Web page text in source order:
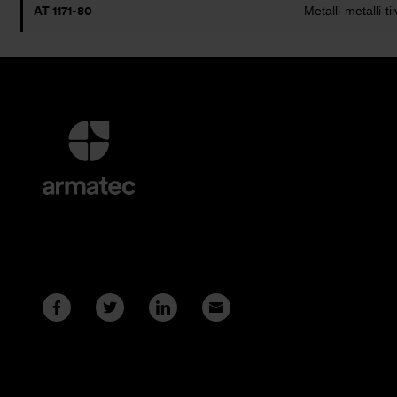
AT 1171-80 Metalli-metalli-
Lisätietoja